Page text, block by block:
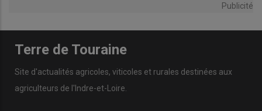
Publicité
Terre de Touraine
Site d'actualités agricoles, viticoles et rurales destinées aux
agriculteurs de l'Indre-et-Loire.